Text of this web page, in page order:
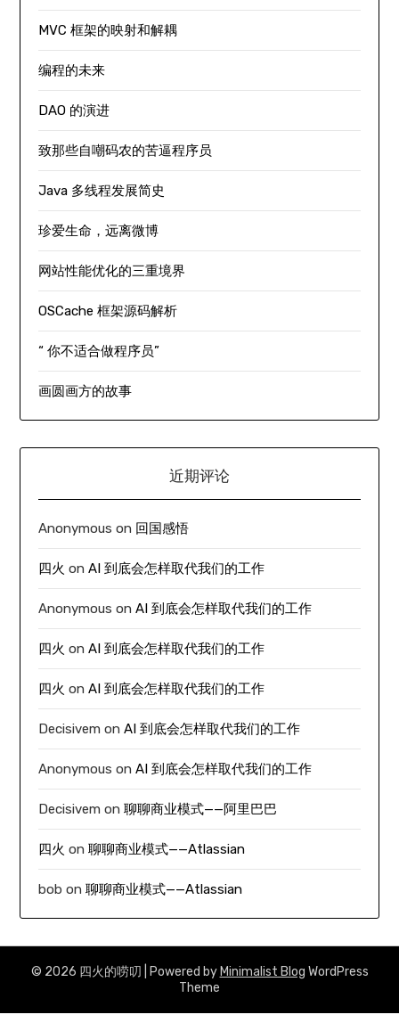
MVC 框架的映射和解耦
编程的未来
DAO 的演进
致那些自嘲码农的苦逼程序员
Java 多线程发展简史
珍爱生命，远离微博
网站性能优化的三重境界
OSCache 框架源码解析
“ 你不适合做程序员”
画圆画方的故事
近期评论
Anonymous on 回国感悟
四火 onAI 到底会怎样取代我们的工作
Anonymous onAI 到底会怎样取代我们的工作
四火 onAI 到底会怎样取代我们的工作
四火 onAI 到底会怎样取代我们的工作
Decisivem onAI 到底会怎样取代我们的工作
Anonymous onAI 到底会怎样取代我们的工作
Decisivem on聊聊商业模式——阿里巴巴
四火 on聊聊商业模式——Atlassian
bob on聊聊商业模式——Atlassian
© 2026 四火的唠叨 | Powered by Minimalist Blog WordPress
Theme